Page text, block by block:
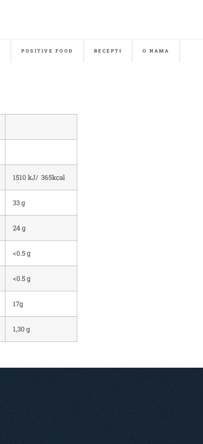
POSITIVE FOOD RECEPTI O NAMA
1510 kJ/ 365kcal
33 g
24 g
<0.5 g
<0.5 g
17g
1,30 g